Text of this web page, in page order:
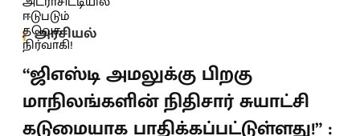
அரசியல்
“ஜிஎஸ்டி அமலுக்கு பிறகு
மாநிலங்களின் நிதிசார் சுயாட்சி
கடுமையாக பாதிக்கப்பட்டுள்ளது!” :